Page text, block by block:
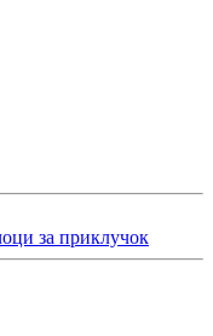
за приклучок